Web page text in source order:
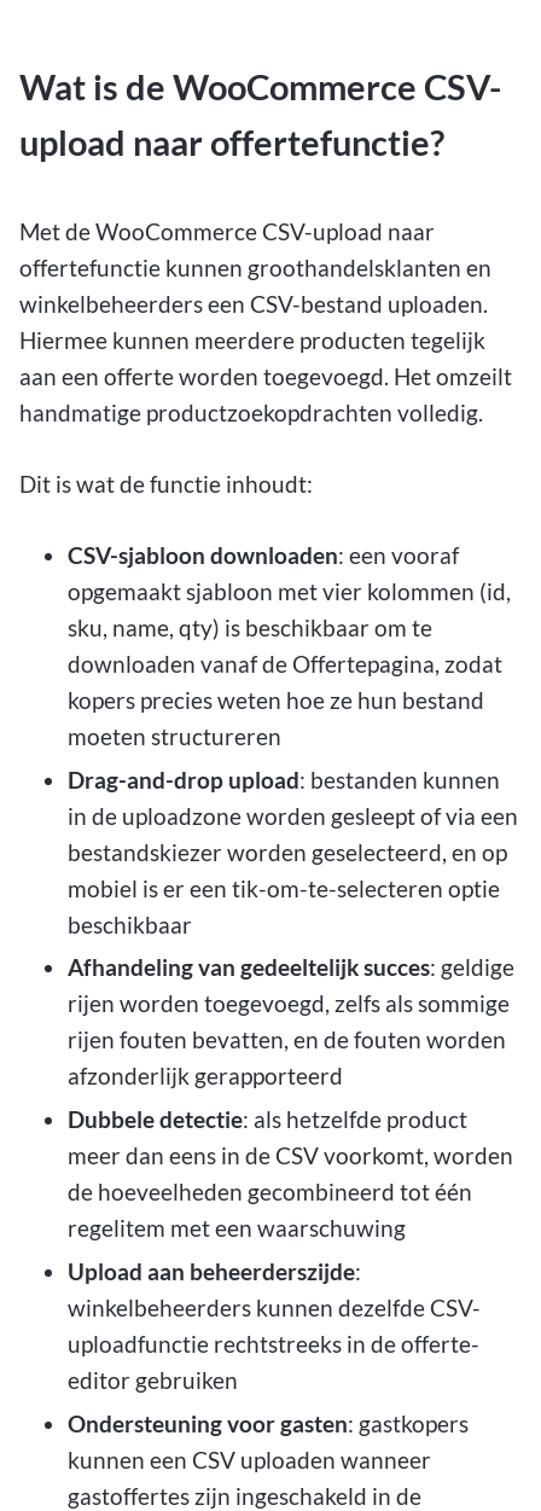
Wat is de WooCommerce CSV-
upload naar offertefunctie?
Met de WooCommerce CSV-upload naar
offertefunctie kunnen groothandelsklanten en
winkelbeheerders een CSV-bestand uploaden.
Hiermee kunnen meerdere producten tegelijk
aan een offerte worden toegevoegd. Het omzeilt
handmatige productzoekopdrachten volledig.
Dit is wat de functie inhoudt:
CSV-sjabloon downloaden: een vooraf
opgemaakt sjabloon met vier kolommen (id,
sku, name, qty) is beschikbaar om te
downloaden vanaf de Offertepagina, zodat
kopers precies weten hoe ze hun bestand
moeten structureren
Drag-and-drop upload: bestanden kunnen
in de uploadzone worden gesleept of via een
bestandskiezer worden geselecteerd, en op
mobiel is er een tik-om-te-selecteren optie
beschikbaar
Afhandeling van gedeeltelijk succes: geldige
rijen worden toegevoegd, zelfs als sommige
rijen fouten bevatten, en de fouten worden
afzonderlijk gerapporteerd
Dubbele detectie: als hetzelfde product
meer dan eens in de CSV voorkomt, worden
de hoeveelheden gecombineerd tot één
regelitem met een waarschuwing
Upload aan beheerderszijde:
winkelbeheerders kunnen dezelfde CSV-
uploadfunctie rechtstreeks in de offerte-
editor gebruiken
Ondersteuning voor gasten: gastkopers
kunnen een CSV uploaden wanneer
gastoffertes zijn ingeschakeld in de